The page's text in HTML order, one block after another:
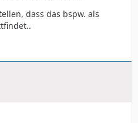
dass das bspw. als